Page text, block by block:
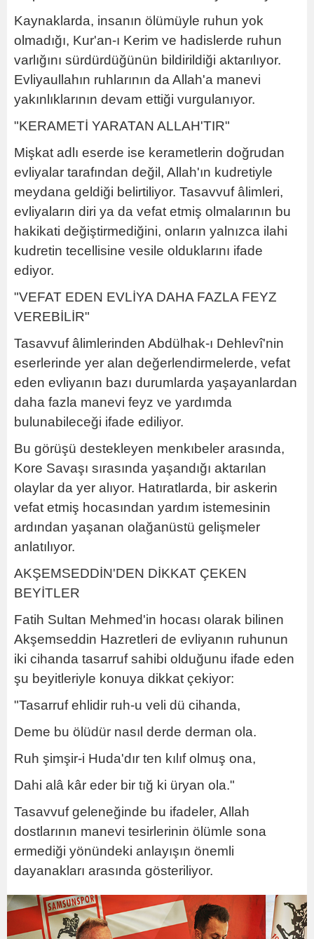
Kaynaklarda, insanın ölümüyle ruhun yok
olmadığı, Kur'an-ı Kerim ve hadislerde ruhun
varlığını sürdürdüğünün bildirildiği aktarılıyor.
Evliyaullahın ruhlarının da Allah'a manevi
yakınlıklarının devam ettiği vurgulanıyor.
"KERAMETİ YARATAN ALLAH'TIR"
Mişkat adlı eserde ise kerametlerin doğrudan
evliyalar tarafından değil, Allah'ın kudretiyle
meydana geldiği belirtiliyor. Tasavvuf âlimleri,
evliyaların diri ya da vefat etmiş olmalarının bu
hakikati değiştirmediğini, onların yalnızca ilahi
kudretin tecellisine vesile olduklarını ifade
ediyor.
"VEFAT EDEN EVLİYA DAHA FAZLA FEYZ
VEREBİLİR"
Tasavvuf âlimlerinden Abdülhak-ı Dehlevî'nin
eserlerinde yer alan değerlendirmelerde, vefat
eden evliyanın bazı durumlarda yaşayanlardan
daha fazla manevi feyz ve yardımda
bulunabileceği ifade ediliyor.
Bu görüşü destekleyen menkıbeler arasında,
Kore Savaşı sırasında yaşandığı aktarılan
olaylar da yer alıyor. Hatıratlarda, bir askerin
vefat etmiş hocasından yardım istemesinin
ardından yaşanan olağanüstü gelişmeler
anlatılıyor.
AKŞEMSEDDİN'DEN DİKKAT ÇEKEN
BEYİTLER
Fatih Sultan Mehmed'in hocası olarak bilinen
Akşemseddin Hazretleri de evliyanın ruhunun
iki cihanda tasarruf sahibi olduğunu ifade eden
şu beyitleriyle konuya dikkat çekiyor:
"Tasarruf ehlidir ruh-u veli dü cihanda,
Deme bu ölüdür nasıl derde derman ola.
Ruh şimşir-i Huda'dır ten kılıf olmuş ona,
Dahi alâ kâr eder bir tığ ki üryan ola."
Tasavvuf geleneğinde bu ifadeler, Allah
dostlarının manevi tesirlerinin ölümle sona
ermediği yönündeki anlayışın önemli
dayanakları arasında gösteriliyor.